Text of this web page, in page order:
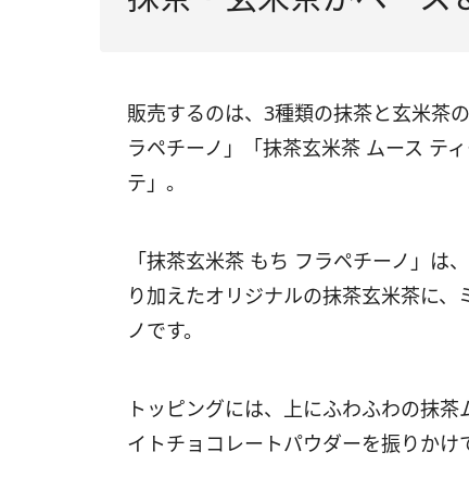
販売するのは、3種類の抹茶と玄米茶
ラペチーノ」「抹茶玄米茶 ムース テ
テ」。
「抹茶玄米茶 もち フラペチーノ」は
り加えたオリジナルの抹茶玄米茶に
ノです。
トッピングには、上にふわふわの抹
イトチョコレートパウダーを振りかけ